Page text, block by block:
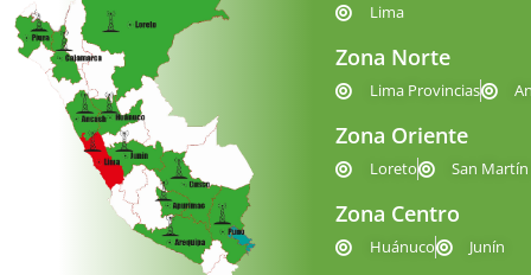
Lima
Zona Norte
Lima Provincias
Zona Oriente
Loreto San Martín
Zona Centro
Huánuco Junín